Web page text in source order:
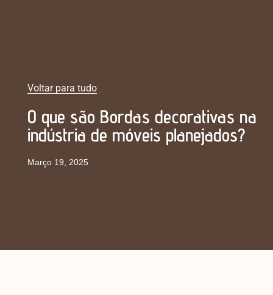
Voltar para tudo
O que são Bordas decorativas na
indústria de móveis planejados?
Março 19, 2025